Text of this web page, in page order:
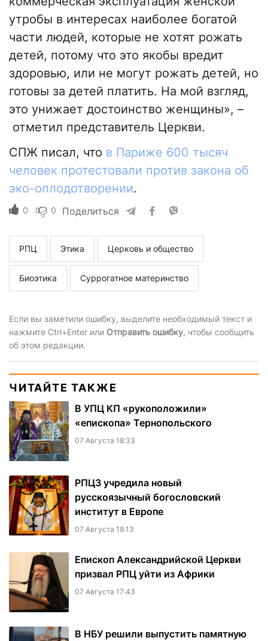
утробы в интересах наиболее богатой
части людей, которые не хотят рожать
детей, потому что это якобы вредит
здоровью, или не могут рожать детей, но
готовы за детей платить. На мой взгляд,
это унижает достоинство женщины», –
отметил представитель Церкви.
СПЖ писал, что в Париже 600 тысяч
человек протестовали против закона об
эко-оплодотворении.
0 0 Поделиться
РПЦ Этика Церковь и общество
Биоэтика Суррогатное материнство
Если вы заметили ошибку, выделите необходимый текст и
нажмите Ctrl+Enter или Отправить ошибку, чтобы сообщить
об этом редакции.
ЧИТАЙТЕ ТАКЖЕ
В УПЦ КП «рукоположили»
«епископа» Тернопольского
07 Августа 18:33
РПЦЗ учредила новый
русскоязычный богословский
институт в Европе
07 Августа 18:13
Епископ Александрийской Церкви
призвал РПЦ уйти из Африки
07 Августа 17:43
В НБУ решили выпустить памятную